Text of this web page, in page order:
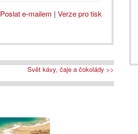
Poslat e-mailem | Verze pro tisk
Svět kávy, čaje a čokolády >>